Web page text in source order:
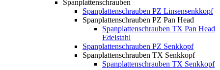
Spanplattenschrauben
Spanplattenschrauben PZ Linsensenkkopf
Spanplattenschrauben PZ Pan Head
Spanplattenschrauben TX Pan Head
Edelstahl
Spanplattenschrauben PZ Senkkopf
Spanplattenschrauben TX Senkkopf
Spanplattenschrauben TX Senkkopf